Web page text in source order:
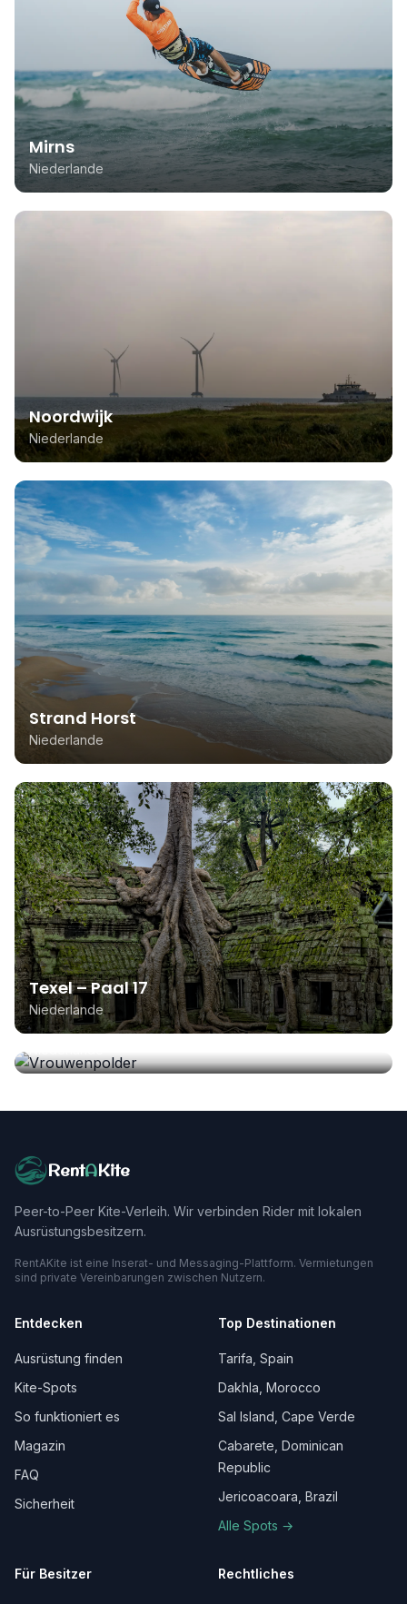
Mirns
Niederlande
Noordwijk
Niederlande
Strand Horst
Niederlande
Texel – Paal 17
Niederlande
Vrouwenpolder
RentAKite
Peer-to-Peer Kite-Verleih. Wir verbinden Rider mit lokalen
Ausrüstungsbesitzern.
RentAKite ist eine Inserat- und Messaging-Plattform. Vermietungen
sind private Vereinbarungen zwischen Nutzern.
Entdecken
Ausrüstung finden
Kite-Spots
So funktioniert es
Magazin
FAQ
Sicherheit
Top Destinationen
Tarifa, Spain
Dakhla, Morocco
Sal Island, Cape Verde
Cabarete, Dominican
Republic
Jericoacoara, Brazil
Alle Spots →
Für Besitzer Rechtliches